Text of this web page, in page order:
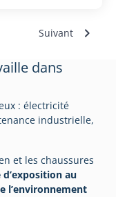
Suivant 
dans
: électricité
industrielle,
et les chaussures
au
l’environnement